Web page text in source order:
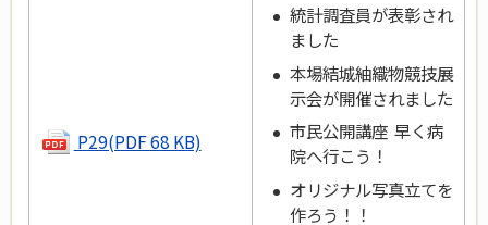
P29(PDF 68 KB)
統計調査員が表彰され
ました
本場結城紬織物競技展
示会が開催されました
市民公開講座 早く病
院へ行こう！
オリジナル写真立てを
作ろう！！